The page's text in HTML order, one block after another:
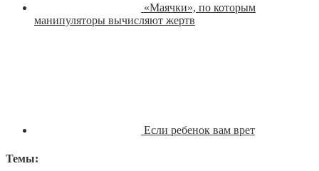
«Маячки», по которым
манипуляторы вычисляют жертв
Если ребенок вам врет
Темы: